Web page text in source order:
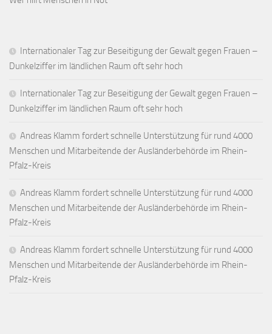
Internationaler Tag zur Beseitigung der Gewalt gegen Frauen –
Dunkelziffer im ländlichen Raum oft sehr hoch
Internationaler Tag zur Beseitigung der Gewalt gegen Frauen –
Dunkelziffer im ländlichen Raum oft sehr hoch
Andreas Klamm fordert schnelle Unterstützung für rund 4000
Menschen und Mitarbeitende der Ausländerbehörde im Rhein-
Pfalz-Kreis
Andreas Klamm fordert schnelle Unterstützung für rund 4000
Menschen und Mitarbeitende der Ausländerbehörde im Rhein-
Pfalz-Kreis
Andreas Klamm fordert schnelle Unterstützung für rund 4000
Menschen und Mitarbeitende der Ausländerbehörde im Rhein-
Pfalz-Kreis